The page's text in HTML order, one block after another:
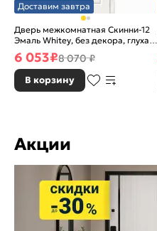
Доставим завтра
Дверь межкомнатная Скинни-12
Эмаль Whitey, без декора, глухая,
без стекла, без кромки, скиновая
6 053₽8 070 ₽
В корзину
Акции